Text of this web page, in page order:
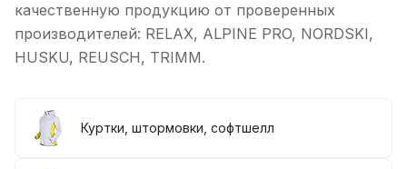
качественную продукцию от проверенных
производителей: RELAX, ALPINE PRO, NORDSKI,
HUSKU, REUSCH, TRIMM.
Куртки, штормовки, софтшелл